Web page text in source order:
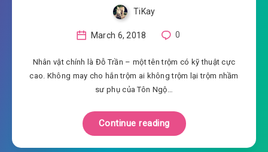
TiKay
March 6, 2018 0
Nhân vật chính là Đỗ Trần – một tên trộm có kỹ thuật cực
cao. Không may cho hắn trộm ai không trộm lại trộm nhầm
sư phụ của Tôn Ngộ…
Continue reading